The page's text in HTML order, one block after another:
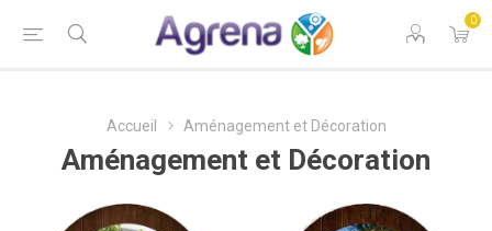
0
Accueil Aménagement et Décoration
Aménagement et Décoration